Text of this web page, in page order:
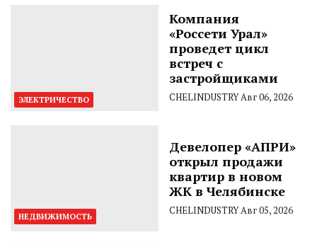
ЭЛЕКТРИЧЕСТВО
Компания
«Россети Урал»
проведет цикл
встреч с
застройщиками
CHELINDUSTRYАвг 06, 2026
НЕДВИЖИМОСТЬ
Девелопер «АПРИ»
открыл продажи
квартир в новом
ЖК в Челябинске
CHELINDUSTRYАвг 05, 2026